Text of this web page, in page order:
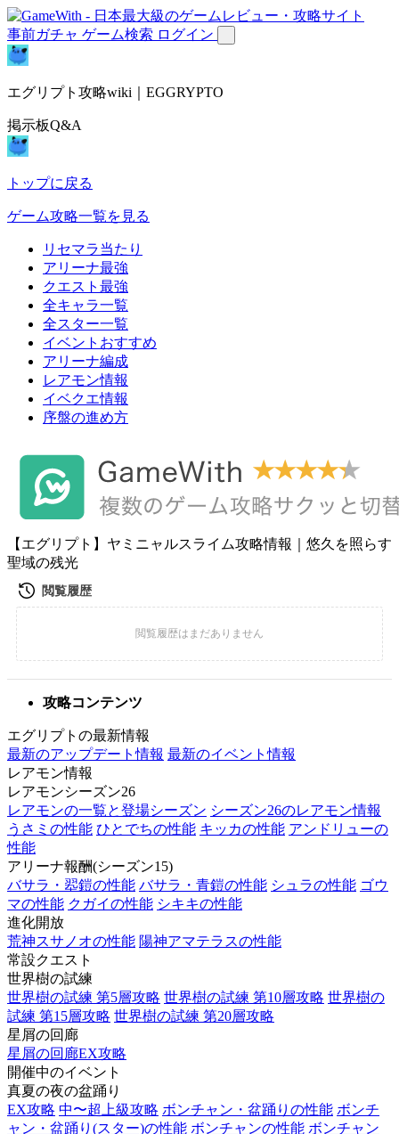
事前ガチャ ゲーム検索 ログイン
エグリプト攻略wiki｜EGGRYPTO
掲示板Q&A
トップに戻る
ゲーム攻略一覧を見る
リセマラ当たり
アリーナ最強
クエスト最強
全キャラ一覧
全スター一覧
イベントおすすめ
アリーナ編成
レアモン情報
イベクエ情報
序盤の進め方
【エグリプト】ヤミニャルスライム攻略情報｜悠久を照らす
聖域の残光
攻略コンテンツ
エグリプトの最新情報
最新のアップデート情報 最新のイベント情報
レアモン情報
レアモンシーズン26
レアモンの一覧と登場シーズン シーズン26のレアモン情報
うさミの性能 ひとでちの性能 キッカの性能 アンドリューの
性能
アリーナ報酬(シーズン15)
バサラ・翆鎧の性能 バサラ・青鎧の性能 シュラの性能 ゴウ
マの性能 クガイの性能 シキキの性能
進化開放
荒神スサノオの性能 陽神アマテラスの性能
常設クエスト
世界樹の試練
世界樹の試練 第5層攻略 世界樹の試練 第10層攻略 世界樹の
試練 第15層攻略 世界樹の試練 第20層攻略
星屑の回廊
星屑の回廊EX攻略
開催中のイベント
真夏の夜の盆踊り
EX攻略 中〜超上級攻略 ボンチャン・盆踊りの性能 ボンチ
ャン・盆踊り(スター)の性能 ボンチャンの性能 ボンチャン